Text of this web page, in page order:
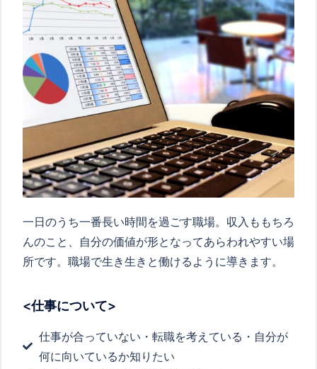
一日のうち一番長い時間を過ごす職場。収入ももちろ
んのこと、自分の価値が形となってあらわれやすい場
所です。職場で生き生きと働けるように導きます。
<仕事について>
仕事が合っていない・転職を考えている・自分が
何に向いているか知りたい